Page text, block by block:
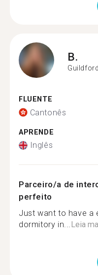
B.
Guildford
FLUENTE
Cantonês
APRENDE
Inglês
Parceiro/a de
perfeito
Just want to have a
dormitory in...Leia